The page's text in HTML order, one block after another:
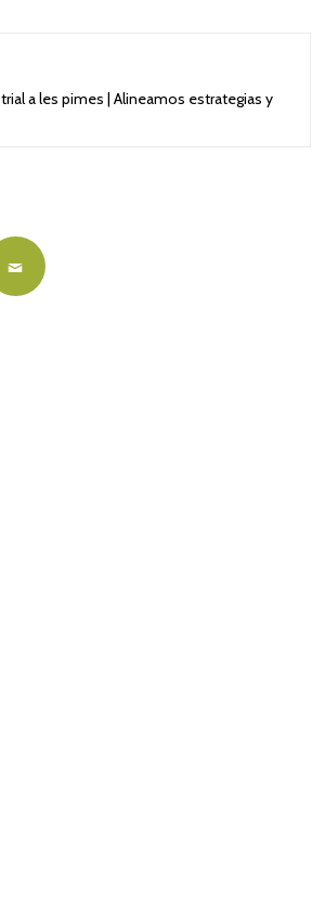
a les pimes | Alineamos estrategias y